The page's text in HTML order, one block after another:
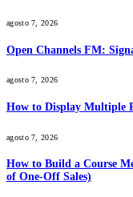
agosto 7, 2026
Open Channels FM:
agosto 7, 2026
How to Display Multiple
agosto 7, 2026
How to Build a Course
of One-Off Sales)